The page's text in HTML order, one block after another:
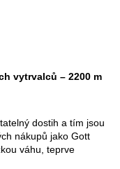
vytrvalců – 2200 m
dostih a tím jsou
nákupů jako Gott
váhu, teprve